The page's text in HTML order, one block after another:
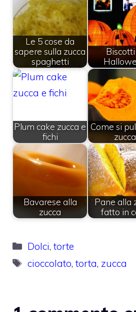
Le 5 cose da
sapere sulla zucca
spaghetti
Plum cake zucca e
fichi
Come si
zucca
Bavarese alla
zucca
Pane alla
fatto in
Categorie
Dolci,torte
Tag
cioccolato,torta, zucca